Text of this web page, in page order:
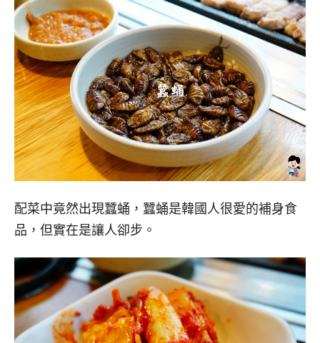
配菜中竟然出現蠶蛹，蠶蛹是韓國人很愛的補身食
品，但實在是讓人卻步。